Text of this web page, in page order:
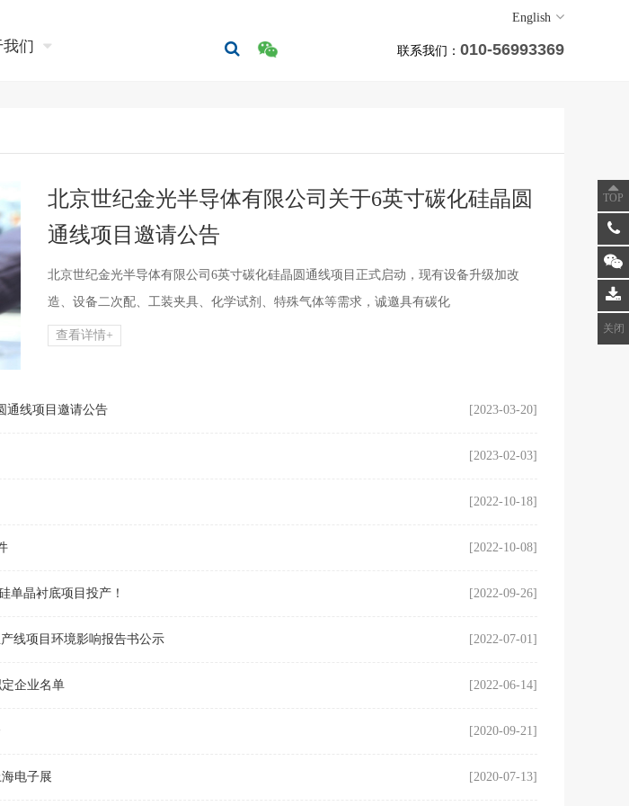
我们 联系我们： 010-56993369
English
北京世纪金光半导体有限公司关于6英寸碳化硅晶圆
通线项目邀请公告
北京世纪金光半导体有限公司6英寸碳化硅晶圆通线项目正式启动，现有设备升级加改
造、设备二次配、工装夹具、化学试剂、特殊气体等需求，诚邀具有碳化
查看详情+
通线项目邀请公告 [2023-03-20]
[2023-02-03]
[2022-10-18]
[2022-10-08]
单晶衬底项目投产！ [2022-09-26]
线项目环境影响报告书公示 [2022-07-01]
企业名单 [2022-06-14]
[2020-09-21]
电子展 [2020-07-13]
TOP
关闭